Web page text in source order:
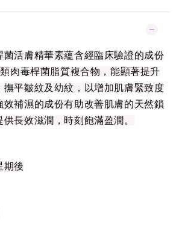
菌活膚精華素蘊含經臨床驗證的成份
肉毒桿菌脂質複合物，能顯著提升
撫平皺紋及幼紋，以增加肌膚緊致度
效補濕的成份有助改善肌膚的天然鎖
長效滋潤，時刻飽滿盈潤。
期後